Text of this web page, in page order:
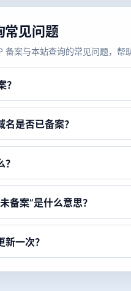
常见问题
备案与本站查询的常见问题，帮
？
是否已备案？
备案”是什么意思？
一次？